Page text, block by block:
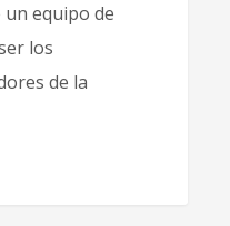
un equipo de
los
de la